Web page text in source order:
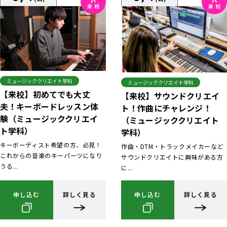
ミュージッククリエイト学科
【来校】初めてでも大丈
夫！キーボードレッスン体
験（ミュージッククリエイ
ト学科）
キーボーディスト希望の方、必見！
これからの音楽のキーパーツになり
うる...
申し込む 詳しく見る
ミュージッククリエイト学科
【来校】サウンドクリエイ
ト！作曲にチャレンジ！
（ミュージッククリエイト
学科）
作曲・DTM・トラックメイカーなど
サウンドクリエイトに興味がある方
に...
申し込む 詳しく見る